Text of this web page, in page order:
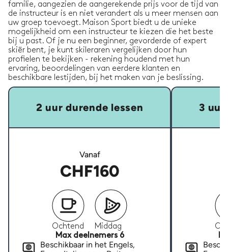
familie, aangezien de aangerekende prijs voor de tijd van
de instructeur is en niet verandert als u meer mensen aan
uw groep toevoegt. Maison Sport biedt u de unieke
mogelijkheid om een instructeur te kiezen die het beste
bij u past. Of je nu een beginner, gevorderde of expert
skiër bent, je kunt skileraren vergelijken door hun
profielen te bekijken - rekening houdend met hun
ervaring, beoordelingen van eerdere klanten en
beschikbare lestijden, bij het maken van je beslissing.
2 uur durende lessen
Vanaf
CHF160
Ochtend
Middag
Max deelnemers 6
Beschikbaar in het Engels,
3 uur